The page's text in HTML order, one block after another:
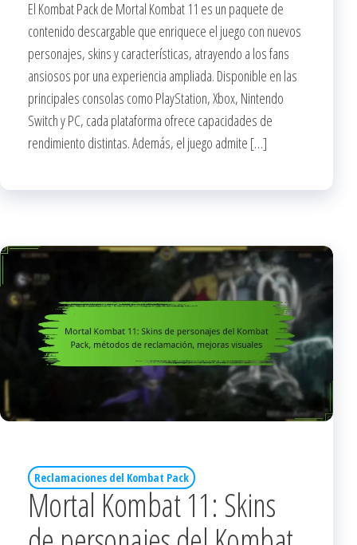
El Kombat Pack de Mortal Kombat 11 es un paquete de
contenido descargable que enriquece el juego con nuevos
personajes, skins y características, atrayendo a los fans
ansiosos por una experiencia ampliada. Disponible en las
principales consolas como PlayStation, Xbox, Nintendo
Switch y PC, cada plataforma ofrece capacidades de
rendimiento distintas. Además, el juego admite […]
Reclamaciones del Kombat Pack
Mortal Kombat 11: Skins